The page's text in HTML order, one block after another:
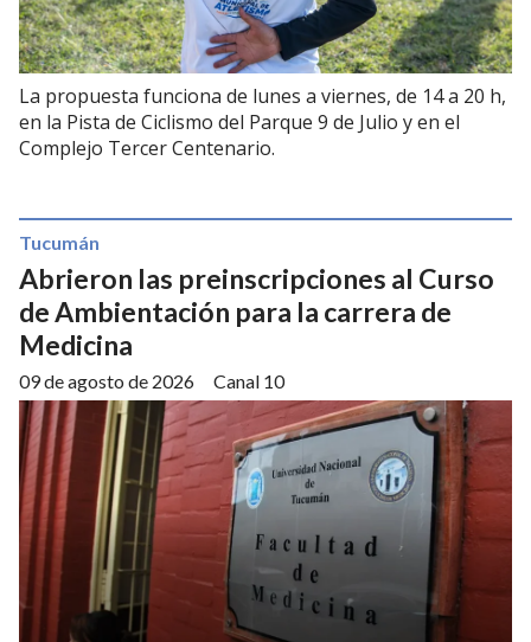
La propuesta funciona de lunes a viernes, de 14 a 20 h,
en la Pista de Ciclismo del Parque 9 de Julio y en el
Complejo Tercer Centenario.
Abrieron las preinscripciones al Curso
de Ambientación para la carrera de
Medicina
Canal 10
Tucumán
09 de agosto de 2026